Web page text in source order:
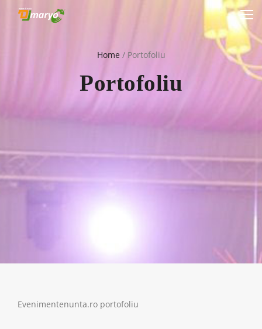
Home / Portofoliu
Portofoliu
Evenimentenunta.ro portofoliu